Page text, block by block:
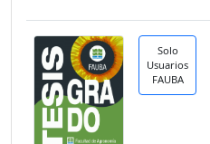
Solo
Usuarios
FAUBA